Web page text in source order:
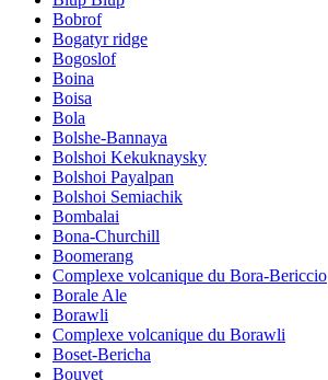
Bobrof
Bogatyr ridge
Bogoslof
Boina
Boisa
Bola
Bolshe-Bannaya
Bolshoi Kekuknaysky
Bolshoi Payalpan
Bolshoi Semiachik
Bombalai
Bona-Churchill
Boomerang
Complexe volcanique du Bora-Bericcio
Borale Ale
Borawli
Complexe volcanique du Borawli
Boset-Bericha
Bouvet